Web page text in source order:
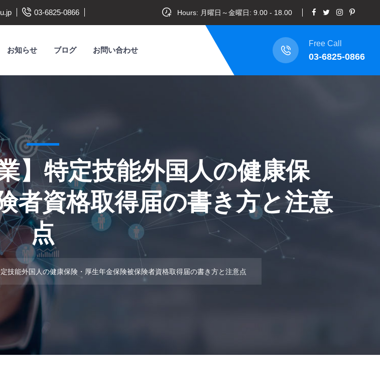
03-6825-0866 Hours: 月曜日～金曜日: 9.00 - 18.00
お知らせ ブログ お問い合わせ
Free Call
03-6825-0866
】特定技能外国人の健康保
者資格取得届の書き方と注意
点
定技能外国人の健康保険・厚生年金保険被保険者資格取得届の書き方と注意点